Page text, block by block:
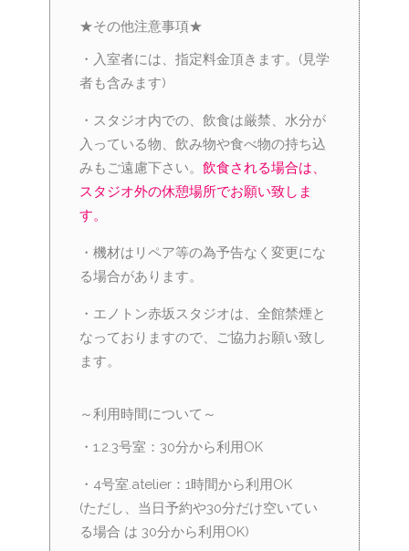
★その他注意事項★
・入室者には、指定料金頂きます。(見学
者も含みます)
・スタジオ内での、飲食は厳禁、水分が
入っている物、飲み物や食べ物の持ち込
みもご遠慮下さい。 飲食される場合は、
スタジオ外の休憩場所でお願い致しま
す。
・機材はリペア等の為予告なく変更にな
る場合があります。
・エノトン赤坂スタジオは、全館禁煙と
なっておりますので、ご協力お願い致し
ます。
～利用時間について～
・1.2.3号室：30分から利用OK
・4号室.atelier：1時間から利用OK
(ただし、当日予約や30分だけ空いてい
る場合 は 30分から利用OK)